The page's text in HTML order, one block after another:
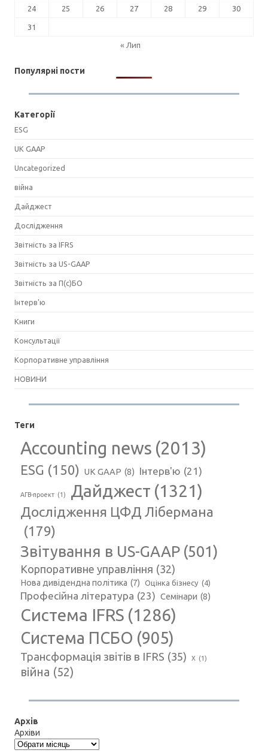
24 25 26 27 28 29 30
31
« Лип
Популярні пости
Категорії
ESG
UK GAAP
Uncategorized
війна
Дайджест
Дослідження
Звітність за IFRS
Звітність за US-GAAP
Звітність за П(с)БО
Інтерв'ю
Книги
Консультації
Корпоративне управління
НОВИНИ
Теги
Accounting news (2013)
ESG (150) UK GAAP (8) Інтерв'ю (21)
АГВ-проект (1) Дайджест (1321)
Дослідження ЦФД Лібермана
(179)
Звітування в US-GAAP (501)
Корпоративне управління (32)
Нова дивідендна політика (7) Оцінка бізнесу (4)
Професійна література (23) Семінари (8)
Система IFRS (1286)
Система ПСБО (905)
Трансформація звітів в IFRS (35) Х (1)
війна (52)
Архів
Архіви